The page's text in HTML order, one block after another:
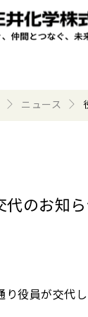
ニュース
代のお知
り役員が交代